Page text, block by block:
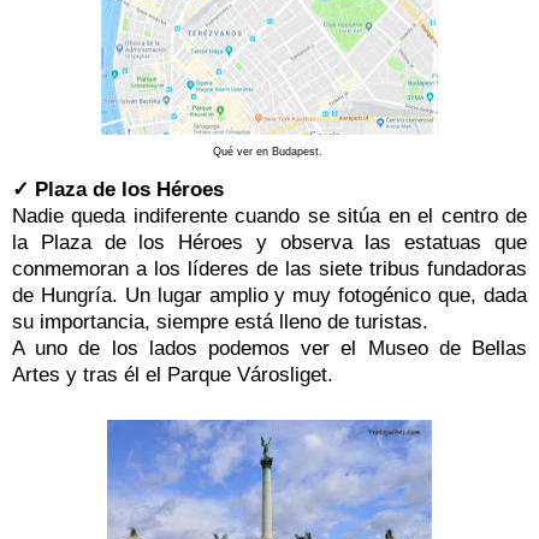
Qué ver en Budapest.
✓ Plaza de los Héroes
Nadie queda indiferente cuando se sitúa en el centro de
la Plaza de los Héroes y observa las estatuas que
conmemoran a los líderes de las siete tribus fundadoras
de Hungría. Un lugar amplio y muy fotogénico que, dada
su importancia, siempre está lleno de turistas.
A uno de los lados podemos ver el Museo de Bellas
Artes y tras él el Parque Városliget.